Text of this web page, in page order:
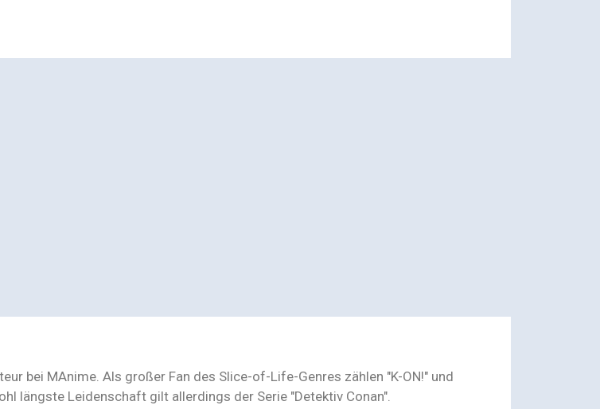
bei MAnime. Als großer Fan des Slice-of-Life-Genres zählen "K-ON!" und
längste Leidenschaft gilt allerdings der Serie "Detektiv Conan".